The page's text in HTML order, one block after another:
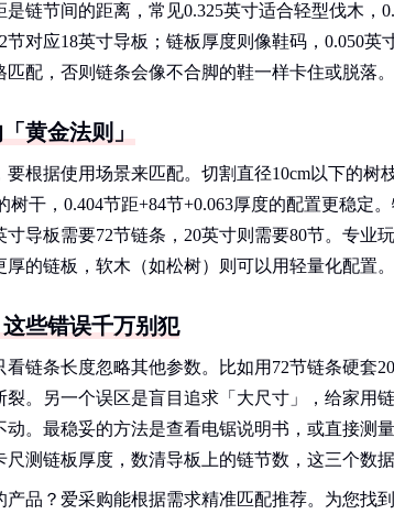
链节间的距离，常见0.325英寸适合轻型伐木，
对应18英寸导板；链板厚度则像鞋码，0.050英
配，否则链条会像不合脚的鞋一样卡住或脱落。
黄金法则」
根据使用场景来匹配。切割直径10cm以下的树
树干，0.404节距+84节+0.063厚度的配置更稳定
导板需要72节链条，20英寸则需要80节。专业
的链板，软木（如松树）则可以用轻量化配置。
些错误千万别犯
看链条长度忽略其他参数。比如用72节链条硬套
裂。另一个误区是盲目追求「大尺寸」，给家用
动。最稳妥的方法是查看电锯说明书，或直接测
测链板厚度，数清导板上的链节数，这三个数
产品？爱采购能根据需求精准匹配推荐。为您找